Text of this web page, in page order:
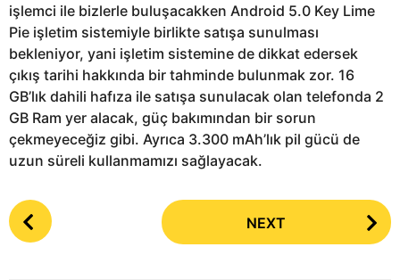
işlemci ile bizlerle buluşacakken Android 5.0 Key Lime
Pie işletim sistemiyle birlikte satışa sunulması
bekleniyor, yani işletim sistemine de dikkat edersek
çıkış tarihi hakkında bir tahminde bulunmak zor. 16
GB’lık dahili hafıza ile satışa sunulacak olan telefonda 2
GB Ram yer alacak, güç bakımından bir sorun
çekmeyeceğiz gibi. Ayrıca 3.300 mAh’lık pil gücü de
uzun süreli kullanmamızı sağlayacak.
P
o
NEXT